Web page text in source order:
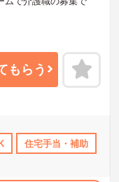
日以上 資格取得サポ
けます。住宅手当や
なキャリア形成を目指
もらう
住宅手当・補助